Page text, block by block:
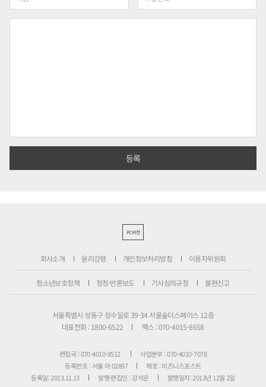
PC버전
회사소개 윤리강령 개인정보처리방침 이용자위원회
청소년보호정책 정정·반론보도 기사심의규정 불편신고
서울특별시 성동구 성수일로 39-34 서울숲더스페이스 12층
대표전화 : 1800-6522
팩스 : 070-4015-8658
편집국 : 070-4010-8512
사업본부 : 070-4010-7078
등록번호 : 서울 아 02897
제호 : 비즈니스포스트
등록일: 2013.11.13
발행·편집인 : 강석운
발행일자: 2013년 12월 2일